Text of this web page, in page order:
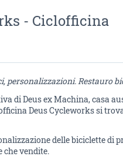
- Ciclofficina
personalizzazioni. Restauro
di Deus ex Machina, casa
Deus Cycleworks si
delle biciclette di
vendite.